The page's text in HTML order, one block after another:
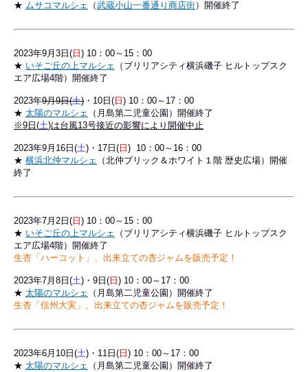
★ ムサコマルシェ （武蔵小山一番通り商店街）開催終了
2023年9月3 日( 日 ) 10：00～15：00
★ いそご丘の上マルシェ （ブリリアシティ横浜磯子 ヒルトップスク
エア広場4階）開催終了
2023年9月9日(土) ・10日( 日 ) 10：00～17：00
★ 太陽のマルシェ （月島第二児童公園）開催終了
※9日(土)は台風13号接近の影響により開催中止
2023年9月16日(土)・17日( 日 ) 10：00～16：00
★ 横浜北仲マルシェ （北仲ブリック＆ホワイト１階 歴史広場）開催
終了
2023年7月2 日( 日 ) 10：00～15：00
★ いそご丘の上マルシェ （ブリリアシティ横浜磯子 ヒルトップスク
エア広場4階）開催終了
生杏「ハーコット」、出来立ての杏ジャムを販売予定！
2023年7月8日(土)・9日( 日 ) 10：00～17：00
★ 太陽のマルシェ （月島第二児童公園）開催終了
生杏「信州大実」、出来立ての杏ジャムを販売予定！
2023年6月10日(土)・11日( 日 ) 10：00～17：00
★ 太陽のマルシェ （月島第二児童公園）開催終了